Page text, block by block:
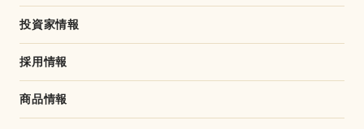
投資家情報
採用情報
商品情報